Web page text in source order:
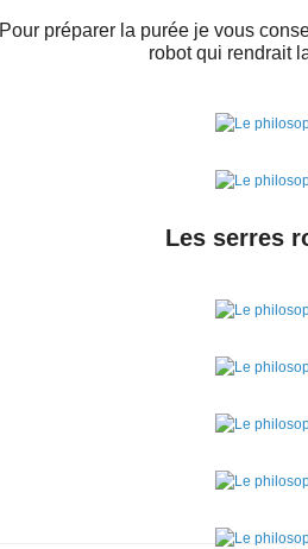
Pour préparer la purée je vous
robot qui rendrait
Les serres